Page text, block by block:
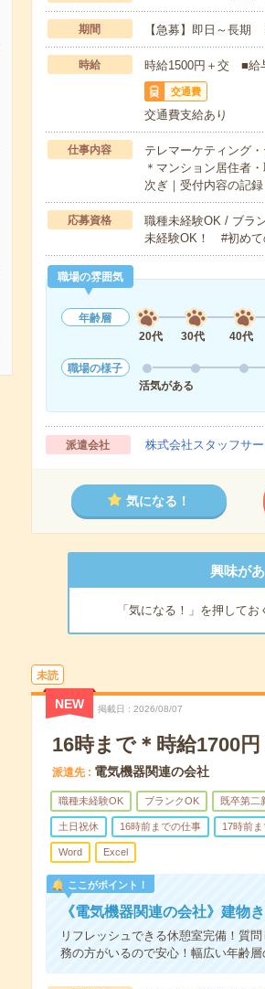
期間 【急募】即日～長
時給 時給1500円＋交 ■給
交通費
交通費支給あり
仕事内容
テレマーケティング
＊マンション居住者
次ぎ｜受付内容の記
応募資格
職種未経験OK / ブラ
未経験OK！ #初めて
職場の雰囲気
年齢層
20代
30代 40代
職場の様子
活気がある
派遣会社 株式会社スタッフサ
気になる！
興味が
「気になる！」を押して
未読
NEW 掲載日 2026/08/07
16時まで＊時給1700
派遣先 電気機器関連の会社
職種未経験OK ブランクOK 既卒第二
土日祝休 16時前までの仕事 17時前
Word Excel
ここがポイント！
《電気機器関連の会社》建物
リフレッシュできる休憩室完備！質
務の方がいるので安心！幅広い年齢層